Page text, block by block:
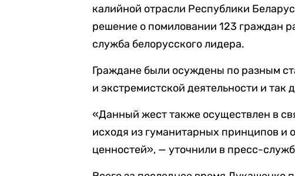
калийной отрасли Республики
решение о помиловании 123 граждан
служба белорусского лидера.
Граждане были осуждены по разным
и экстремистской деятельности и так
«Данный жест также осуществлен в
исходя из гуманитарных принципов и
ценностей», — уточнили в пресс-